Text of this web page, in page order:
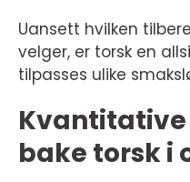
Uansett hvilken
velger, er torsk en
tilpasses ulike
bake torsk i